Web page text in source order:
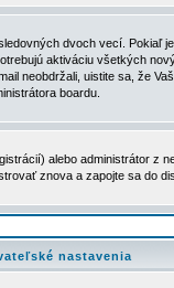
dvoch vecí. Pokiaľ
aktiváciu všetkých
neobdržali, uistite sa, že
boardu.
alebo administrátor
znova a zapojte sa do
nastavenia